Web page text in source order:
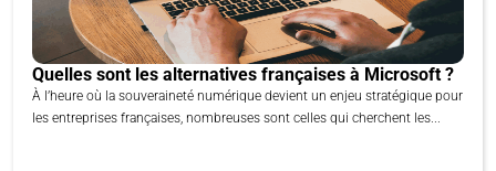
Quelles sont les alternatives françaises à Microsoft ?
À l’heure où la souveraineté numérique devient un enjeu stratégique pour
les entreprises françaises, nombreuses sont celles qui cherchent les...